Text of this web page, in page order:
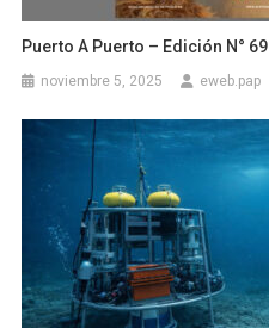
Puerto A Puerto – Edición N° 69
noviembre 5, 2025 eweb.pap